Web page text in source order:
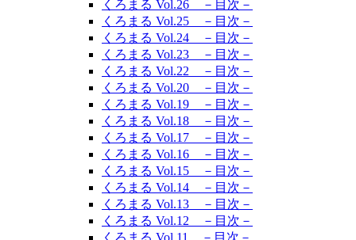
くろまる Vol.26 －目次－
くろまる Vol.25 －目次－
くろまる Vol.24 －目次－
くろまる Vol.23 －目次－
くろまる Vol.22 －目次－
くろまる Vol.20 －目次－
くろまる Vol.19 －目次－
くろまる Vol.18 －目次－
くろまる Vol.17 －目次－
くろまる Vol.16 －目次－
くろまる Vol.15 －目次－
くろまる Vol.14 －目次－
くろまる Vol.13 －目次－
くろまる Vol.12 －目次－
くろまる Vol.11 －目次－